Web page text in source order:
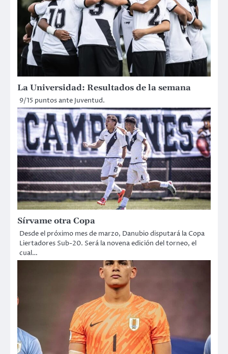
La Universidad: Resultados de la semana
9/15 puntos ante Juventud.
Sírvame otra Copa
Desde el próximo mes de marzo, Danubio disputará la Copa
Liertadores Sub-20. Será la novena edición del torneo, el
cual…